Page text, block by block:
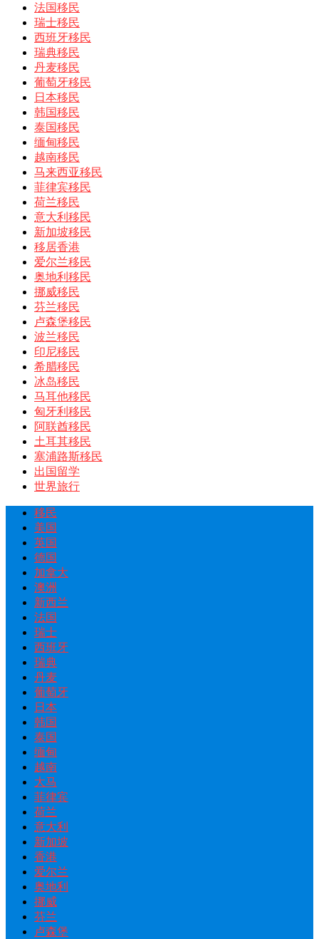
法国移民
瑞士移民
西班牙移民
瑞典移民
丹麦移民
葡萄牙移民
日本移民
韩国移民
泰国移民
缅甸移民
越南移民
马来西亚移民
菲律宾移民
荷兰移民
意大利移民
新加坡移民
移居香港
爱尔兰移民
奥地利移民
挪威移民
芬兰移民
卢森堡移民
波兰移民
印尼移民
希腊移民
冰岛移民
马耳他移民
匈牙利移民
阿联酋移民
土耳其移民
塞浦路斯移民
出国留学
世界旅行
移民
美国
英国
德国
加拿大
澳洲
新西兰
法国
瑞士
西班牙
瑞典
丹麦
葡萄牙
日本
韩国
泰国
缅甸
越南
大马
菲律宾
荷兰
意大利
新加坡
香港
爱尔兰
奥地利
挪威
芬兰
卢森堡